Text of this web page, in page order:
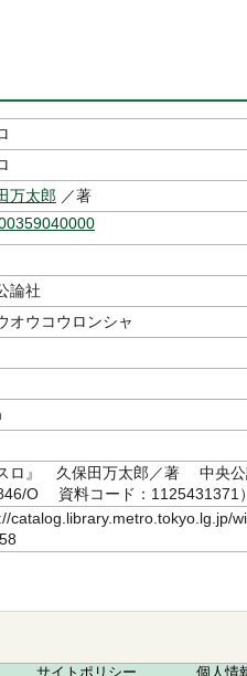
万太郎 ／著
論社
オウコウロンシャ
スロ』 久保田万太郎／著 中央
O 資料コード：1125431371
catalog.library.metro.tokyo.lg.jp/
サイトポリシー 個人情